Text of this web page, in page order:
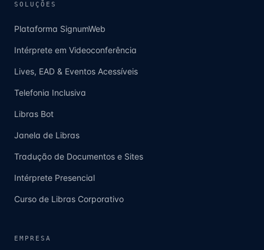
SOLUÇÕES
Plataforma SignumWeb
Intérprete em Videoconferência
Lives, EAD & Eventos Acessíveis
Telefonia Inclusiva
Libras Bot
Janela de Libras
Tradução de Documentos e Sites
Intérprete Presencial
Curso de Libras Corporativo
EMPRESA